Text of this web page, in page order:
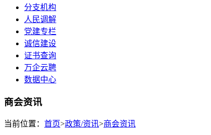
分支机构
人民调解
党建专栏
诚信建设
证书查询
万企云聘
数据中心
商会资讯
当前位置： 首页>政策/资讯>商会资讯